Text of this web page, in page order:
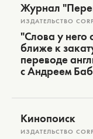
Журнал
ИЗДАТЕЛЬСТВО
"Слова у него
ближе к
переводе
с Андреем
Кинопоиск
ИЗДАТЕЛЬСТВО